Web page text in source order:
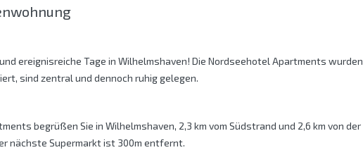
ereignisreiche Tage in Wilhelmshaven! Die Nordseehotel Apartments wurden
sind zentral und dennoch ruhig gelegen.
begrüßen Sie in Wilhelmshaven, 2,3 km vom Südstrand und 2,6 km von der
nächste Supermarkt ist 300m entfernt.